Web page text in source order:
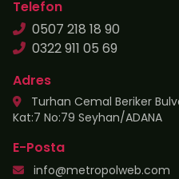
Telefon
0507 218 18 90
0322 911 05 69
Adres
Turhan Cemal Beriker
Kat:7 No:79 Seyhan/ADANA
E-Posta
info@metropolweb.com